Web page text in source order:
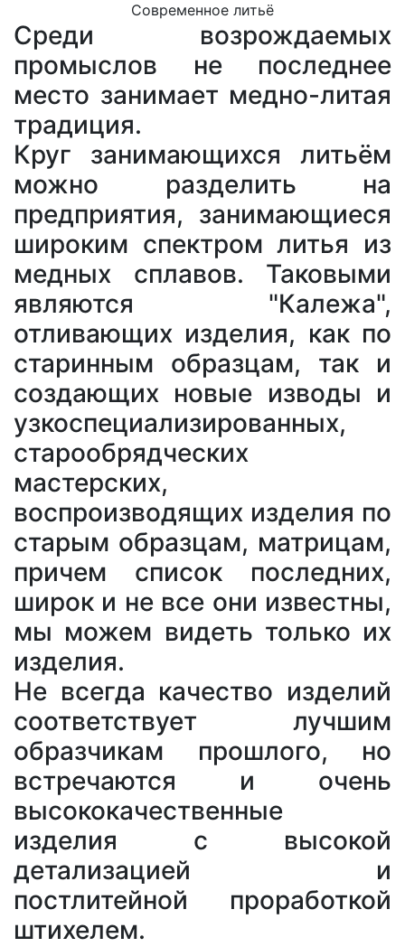
Современное литьё
Среди возрождаемых
промыслов не последнее
место занимает медно-литая
традиция.
Круг занимающихся литьём
можно разделить на
предприятия, занимающиеся
широким спектром литья из
медных сплавов. Таковыми
являются "Калежа",
отливающих изделия, как по
старинным образцам, так и
создающих новые изводы и
узкоспециализированных,
старообрядческих
мастерских,
воспроизводящих изделия по
старым образцам, матрицам,
причем список последних,
широк и не все они известны,
мы можем видеть только их
изделия.
Не всегда качество изделий
соответствует лучшим
образчикам прошлого, но
встречаются и очень
высококачественные
изделия с высокой
детализацией и
постлитейной проработкой
штихелем.